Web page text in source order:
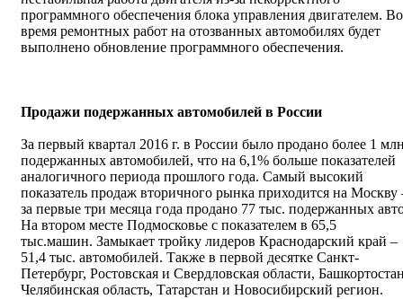
программного обеспечения блока управления двигателем. Во
время ремонтных работ на отозванных автомобилях будет
выполнено обновление программного обеспечения.
Продажи подержанных автомобилей в России
За первый квартал 2016 г. в России было продано более 1
подержанных автомобилей, что на 6,1% больше показателей
аналогичного периода прошлого года. Самый высокий
показатель продаж вторичного рынка приходится на Москву
за первые три месяца года продано 77 тыс. подержанных
На втором месте Подмосковье с показателем в 65,5
тыс.машин. Замыкает тройку лидеров Краснодарский край –
51,4 тыс. автомобилей. Также в первой десятке Санкт-
Петербург, Ростовская и Свердловская области,
Челябинская область, Татарстан и Новосибирский регион.